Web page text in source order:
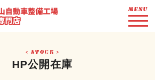
MENU
STOCK
HP公開在庫